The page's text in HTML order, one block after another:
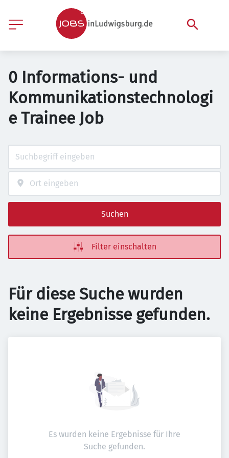
0 Informations- und
Kommunikationstechnologi
e Trainee Job
Suchen
Filter einschalten
Für diese Suche wurden
keine Ergebnisse gefunden.
Es wurden keine Ergebnisse für Ihre
Suche gefunden.